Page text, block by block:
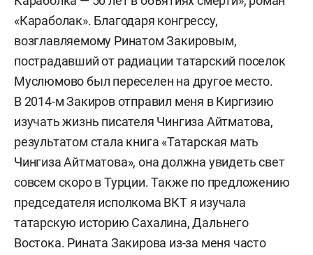
«Караболак». Благодаря конгрессу,
возглавляемому Ринатом Закировым,
пострадавший от радиации татарский поселок
Муслюмово был переселен на другое место.
В 2014-м Закиров отправил меня в Киргизию
изучать жизнь писателя Чингиза Айтматова,
результатом стала книга «Татарская мать
Чингиза Айтматова», она должна увидеть свет
совсем скоро в Турции. Также по предложению
председателя исполкома ВКТ я изучала
татарскую историю Сахалина, Дальнего
Востока. Рината Закирова из-за меня часто